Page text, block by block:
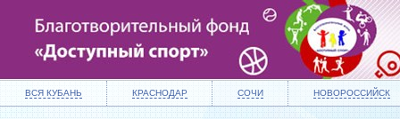
ВСЯ КУБАНЬ КРАСНОДАР СОЧИ НОВОРОССИЙСК